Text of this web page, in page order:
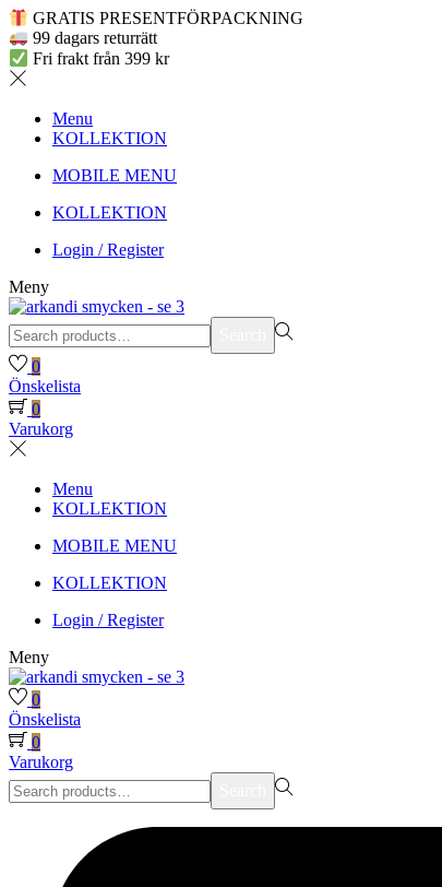
GRATIS PRESENTFÖRPACKNING
99 dagars returrätt
Fri frakt från 399 kr
Menu
KOLLEKTION
MOBILE MENU
KOLLEKTION
Login / Register
Meny
Search
for:>
0
Önskelista
0
Varukorg
Menu
KOLLEKTION
MOBILE MENU
KOLLEKTION
Login / Register
Meny
0
Önskelista
0
Varukorg
Search
for:>